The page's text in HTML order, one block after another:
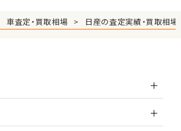
車査定・買取相場 日産の査定実績・買取相場